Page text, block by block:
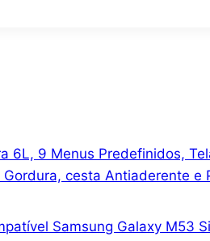
6L, 9 Menus Predefinidos,
Gordura, cesta Antiaderente
Samsung Galaxy M53